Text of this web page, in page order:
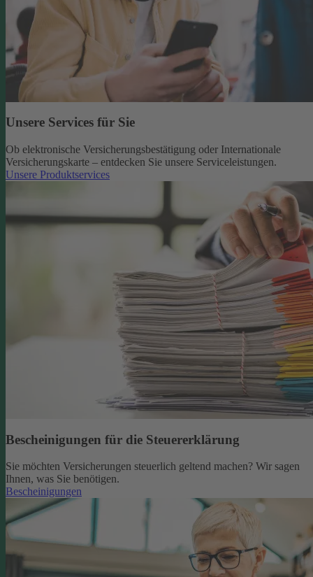
Unsere Services für Sie
Ob elektronische Versicherungsbestätigung oder Internationale
Versicherungskarte – entdecken Sie unsere Serviceleistungen.
Unsere Produktservices
Bescheinigungen für die Steuererklärung
Sie möchten Versicherungen steuerlich geltend machen? Wir sagen
Ihnen, was Sie benötigen.
Bescheinigungen